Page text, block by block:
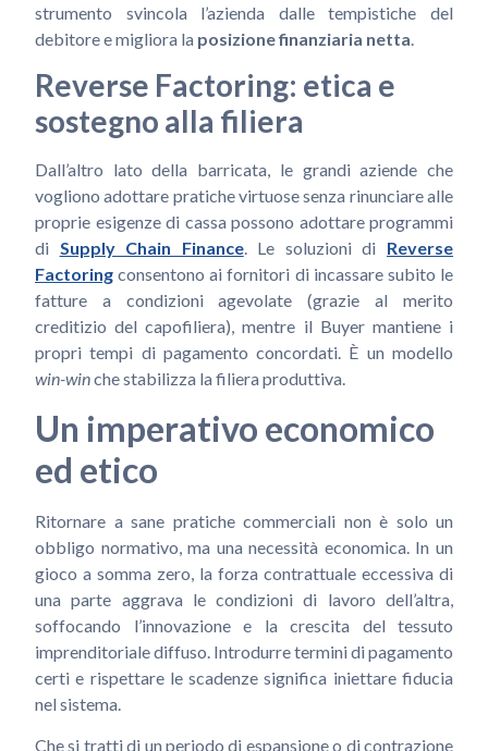
strumento svincola l’azienda dalle tempistiche del
debitore e migliora la posizione finanziaria netta.
Reverse Factoring: etica e
sostegno alla filiera
Dall’altro lato della barricata, le grandi aziende che
vogliono adottare pratiche virtuose senza rinunciare alle
proprie esigenze di cassa possono adottare programmi
di Supply Chain Finance. Le soluzioni di Reverse
Factoring consentono ai fornitori di incassare subito le
fatture a condizioni agevolate (grazie al merito
creditizio del capofiliera), mentre il Buyer mantiene i
propri tempi di pagamento concordati. È un modello
win-winche stabilizza la filiera produttiva.
Un imperativo economico
ed etico
Ritornare a sane pratiche commerciali non è solo un
obbligo normativo, ma una necessità economica. In un
gioco a somma zero, la forza contrattuale eccessiva di
una parte aggrava le condizioni di lavoro dell’altra,
soffocando l’innovazione e la crescita del tessuto
imprenditoriale diffuso. Introdurre termini di pagamento
certi e rispettare le scadenze significa iniettare fiducia
nel sistema.
Che si tratti di un periodo di espansione o di contrazione